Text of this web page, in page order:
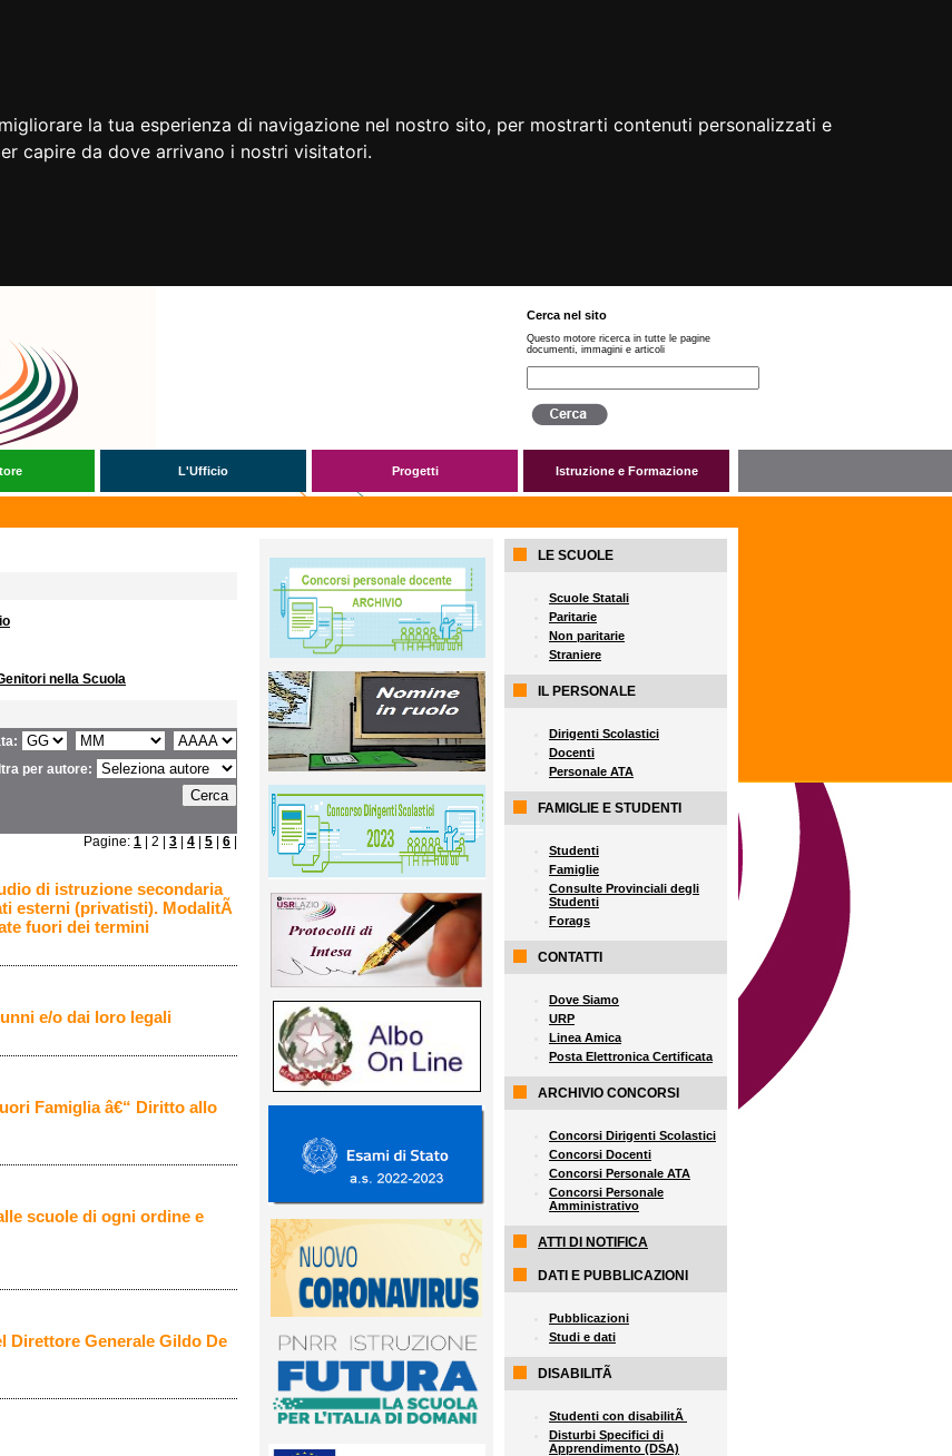
la tua esperienza di navigazione nel nostro sito, per mostrarti contenuti personalizzati e
capire da dove arrivano i nostri visitatori.
Cerca nel sito
Questo motore ricerca in tutte le pagine
documenti, immagini e articoli
L'Ufficio Progetti Istruzione e Formazione
nella Scuola
per autore:
Pagine: 1 | 2 | 3 4 5 6
di istruzione secondaria
esterni (privatisti). ModalitÃ
fuori dei termini
e/o dai loro legali
Famiglia â€“ Diritto allo
scuole di ogni ordine e
Direttore Generale Gildo De
LE SCUOLE
Scuole Statali
Paritarie
Non paritarie
Straniere
IL PERSONALE
Dirigenti Scolastici
Docenti
Personale ATA
FAMIGLIE E STUDENTI
Studenti
Famiglie
Consulte Provinciali degli
Studenti
Forags
CONTATTI
Dove Siamo
URP
Linea Amica
Posta Elettronica Certificata
ARCHIVIO CONCORSI
Concorsi Dirigenti Scolastici
Concorsi Docenti
Concorsi Personale ATA
Concorsi Personale
Amministrativo
ATTI DI NOTIFICA
DATI E PUBBLICAZIONI
Pubblicazioni
Studi e dati
DISABILITÃ
Studenti con disabilitÃ
Disturbi Specifici di
Apprendimento (DSA)